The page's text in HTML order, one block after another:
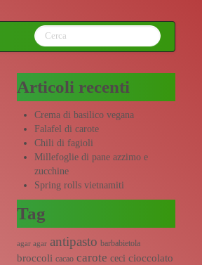
Articoli recenti
Crema di basilico vegana
Falafel di carote
Chili di fagioli
Millefoglie di pane azzimo e
zucchine
Spring rolls vietnamiti
Tag
agar agar antipasto barbabietola
broccoli cacao carote ceci cioccolato